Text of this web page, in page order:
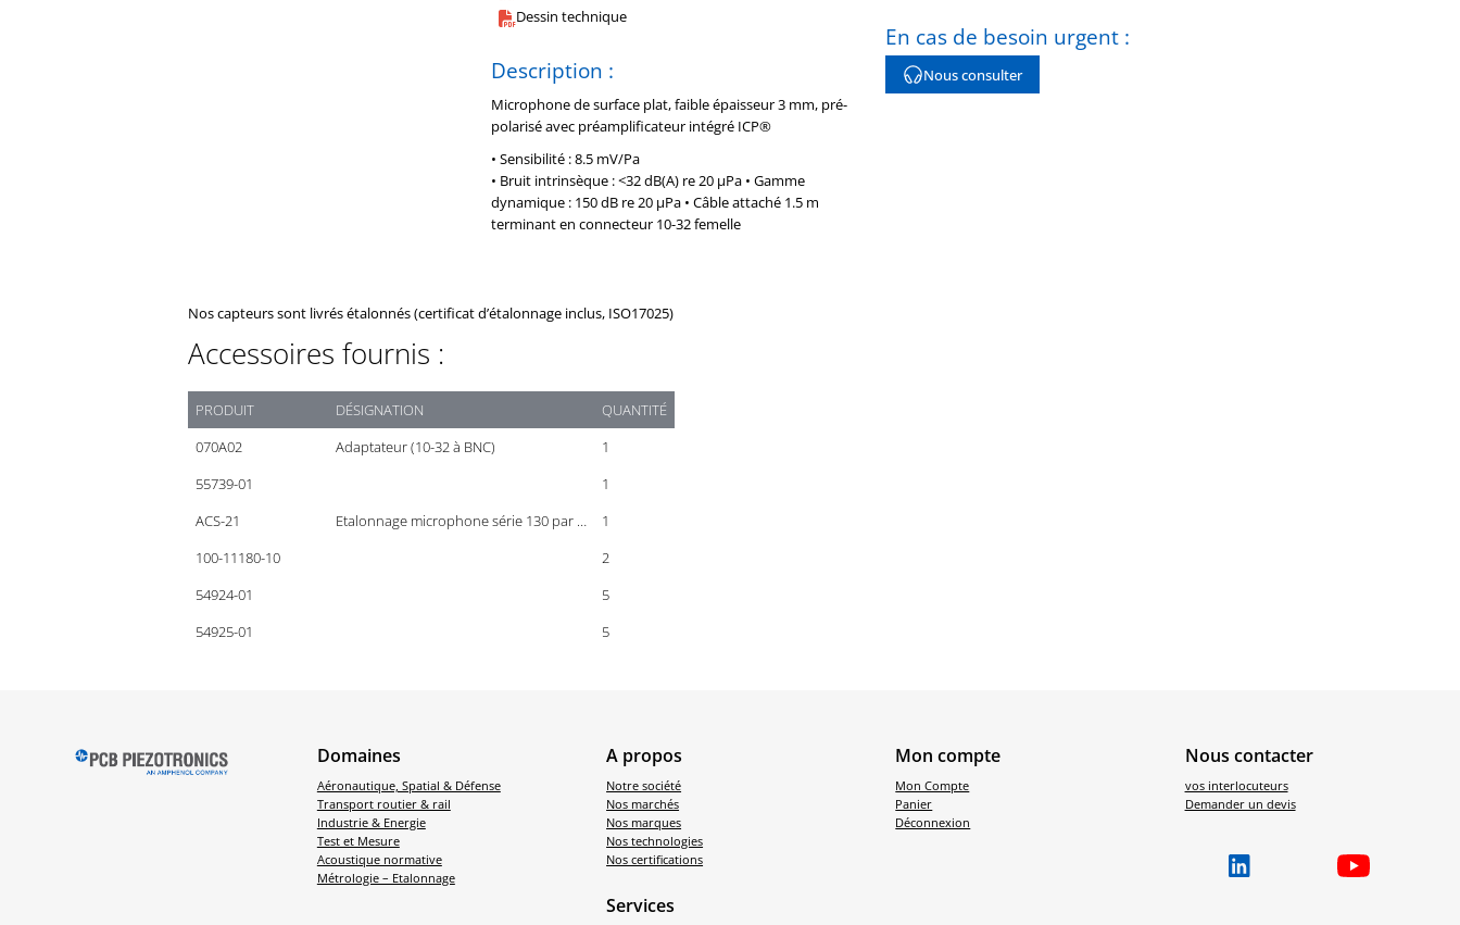
Dessin technique
Description :
Microphone de surface plat, faible épaisseur 3 mm, pré-
polarisé avec préamplificateur intégré ICP®
• Sensibilité : 8.5 mV/Pa
• Bruit intrinsèque : <32 dB(A) re 20 µPa • Gamme
dynamique : 150 dB re 20 µPa • Câble attaché 1.5 m
terminant en connecteur 10-32 femelle
En cas de besoin urgent :
Nous consulter
Nos capteurs sont livrés étalonnés (certificat d’étalonnage inclus, ISO17025)
Accessoires fournis :
PRODUIT DÉSIGNATION
QUANTITÉ
070A02
Adaptateur (10-32 à BNC)
1
55739-01
1
ACS-21
Etalonnage microphone série 130 par …
1
100-11180-10
2
54924-01
5
54925-01
5
Domaines
Aéronautique, Spatial & Défense
Transport routier & rail
Industrie & Energie
Test et Mesure
Acoustique normative
Métrologie – Etalonnage
A propos
Notre société
Nos marchés
Nos marques
Nos technologies
Nos certifications
Services
Mon compte
Mon Compte
Panier
Déconnexion
Nous contacter
vos interlocuteurs
Demander un devis